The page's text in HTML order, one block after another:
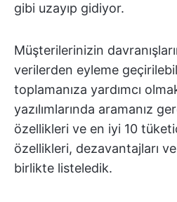
gibi uzayıp gidiyor.
Müşterilerinizin
verilerden eyleme
toplamanıza yardımcı
yazılımlarında aramanız
özellikleri ve en iyi 10
özellikleri, dezavantajları
birlikte listeledik.